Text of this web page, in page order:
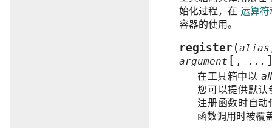
始化过程，在运算
容器的使用。
register (alias
argument [ , ...
在工具箱中以
您可以提供默认
注册函数时自动
函数调用时被覆